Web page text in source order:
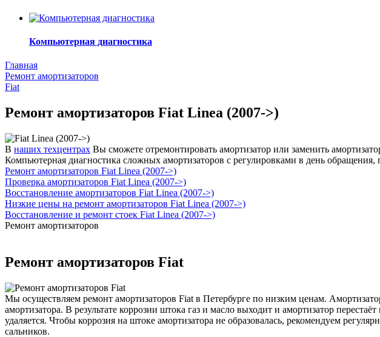
Компьютерная диагностика
Главная
Ремонт амортизаторов
Fiat
Ремонт амортизаторов Fiat Linea (2007->)
В наших техцентрах Вы сможете отремонтировать амортизатор или заменить
Компьютерная диагностика сложных амортизаторов с регулировками в день
Ремонт амортизаторов Fiat Linea (2007->)
Проверка амортизаторов Fiat Linea (2007->)
Восстановление амортизаторов Fiat Linea (2007->)
Низкие цены на ремонт амортизаторов Fiat Linea (2007->)
Восстановление и ремонт стоек Fiat Linea (2007->)
Ремонт амортизаторов
Ремонт амортизаторов Fiat
Мы осуществляем ремонт амортизаторов Fiat в Петербурге по низким ценам.
амортизатора. В результате коррозии штока газ и масло выходит и амортизатор
удаляется. Чтобы коррозия на штоке амортизатора не образовалась, рекомендуем
сальников.